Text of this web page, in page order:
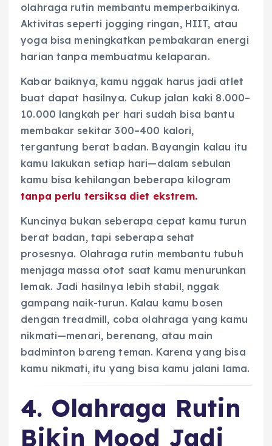
olahraga rutin membantu memperbaikinya.
Aktivitas seperti jogging ringan, HIIT, atau
yoga bisa meningkatkan pembakaran energi
harian tanpa membuatmu kelaparan.
Kabar baiknya, kamu nggak harus jadi atlet
buat dapat hasilnya. Cukup jalan kaki 8.000–
10.000 langkah per hari sudah bisa bantu
membakar sekitar 300–400 kalori,
tergantung berat badan. Bayangin kalau itu
kamu lakukan setiap hari—dalam sebulan
kamu bisa kehilangan beberapa kilogram
tanpa perlu tersiksa diet ekstrem.
Kuncinya bukan seberapa cepat kamu turun
berat badan, tapi seberapa sehat
prosesnya. Olahraga rutin membantu tubuh
menjaga massa otot saat kamu menurunkan
lemak. Jadi hasilnya lebih stabil, nggak
gampang naik-turun. Kalau kamu bosen
dengan treadmill, coba olahraga yang kamu
nikmati—menari, berenang, atau main
badminton bareng teman. Karena yang bisa
kamu nikmati, itu yang bisa kamu jalani lama.
4. Olahraga Rutin
Bikin Mood Jadi